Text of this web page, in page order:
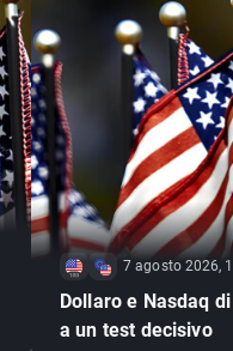
7 agosto 2026,
Dollaro e Nasdaq
a un test decisivo